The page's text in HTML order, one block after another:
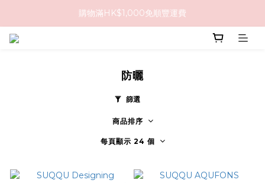
購物滿HK$1,000免順豐運費
購買任何隱形眼鏡2盒或以上，即享8折優惠!!
防曬
篩選
商品排序
每頁顯示 24 個